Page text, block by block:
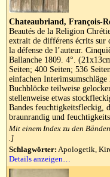
Chateaubriand, François-
Beautés de la Religion
extrait de différens écrits sur
la défense de l’auteur.
Ballanche 1809. 4°.
Seiten; 400 Seiten; 536
einfachen
Buchblöcke teilweise
stellenweise etwas
Bandes feuchtigkeitsfleckig,
braunrandig und
Mit einem Index zu den
.]
Schlagwörter: Apologetik,
Details anzeigen…